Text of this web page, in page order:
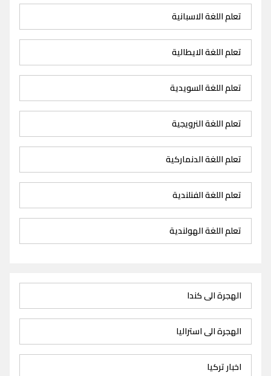
تعلم اللغة الاسبانية
تعلم اللغة الايطالية
تعلم اللغة السويدية
تعلم اللغة النرويجية
تعلم اللغة الدنماركية
تعلم اللغة الفنلندية
تعلم اللغة الهولندية
الهجرة الى كندا
الهجرة الى استراليا
اخبار تركيا